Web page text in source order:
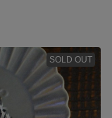
SOLD OUT